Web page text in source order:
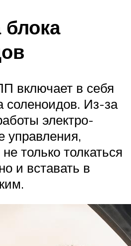
включает в себя
соленоидов. Из-за
электро-
управления,
только толкаться
и вставать в